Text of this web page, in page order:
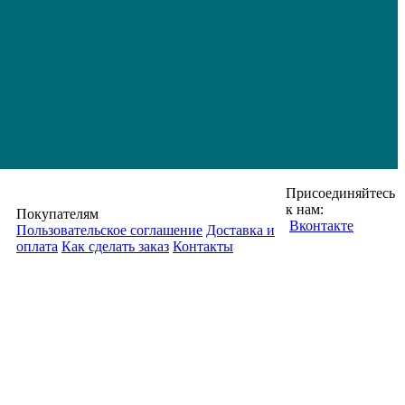
Покупателям
Пользовательское соглашение Доставка и
оплата Как сделать заказ Контакты
Присоединяйтесь
к нам:
Вконтакте